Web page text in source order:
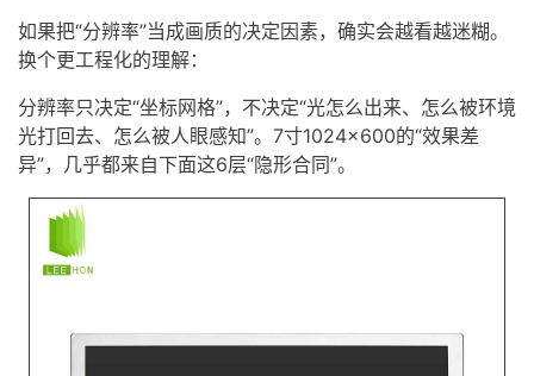
如果把“分辨率”当成画质的决定因素，确实会越看越迷糊。
换个更工程化的理解：
分辨率只决定“坐标网格”，不决定“光怎么出来、怎么被环境
光打回去、怎么被人眼感知”。7寸1024×600的“效果差
异”，几乎都来自下面这6层“隐形合同”。